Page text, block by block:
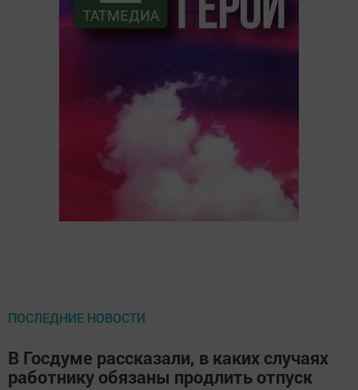
ПОСЛЕДНИЕ НОВОСТИ
В Госдуме рассказали, в каких случаях
работнику обязаны продлить отпуск